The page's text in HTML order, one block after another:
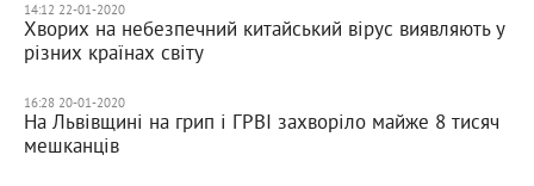
14:12 22-01-2020
Хворих на небезпечний китайський вірус виявляють у
різних країнах світу
16:28 20-01-2020
На Львівщині на грип і ГРВІ захворіло майже 8 тисяч
мешканців